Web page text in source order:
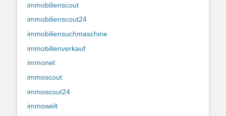
immobilienscout
immobilienscout24
immobiliensuchmaschine
immobilienverkauf
immonet
immoscout
immoscout24
immowelt